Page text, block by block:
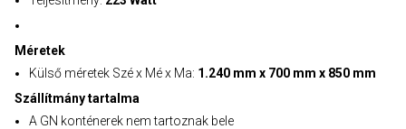
Méretek
Külső méretek Szé x Mé x Ma: 1.240 mm x 700 mm x 850 mm
Szállítmány tartalma
A GN konténerek nem tartoznak bele